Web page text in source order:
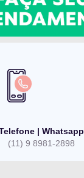
| Whatsapp
(11) 9 8981-2898